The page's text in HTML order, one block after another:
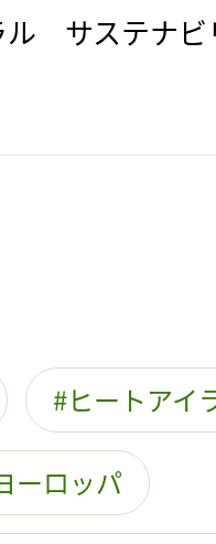
　サステナ
ヒートアイ
ーロッパ